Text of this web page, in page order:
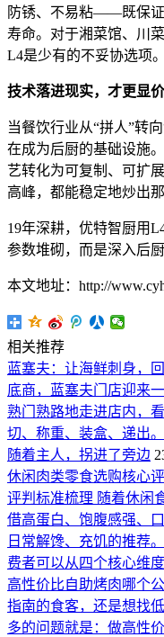
防锈、不易粘——既保证
寿命。对于湘菜馆、川
L4是少有的不妥协选项。
技术落进现实， 才更显
当餐饮行业从“拼人”转
在成为后厨的基础设施
艺转化为可复制、可扩
高峰，都能稳定地炒出那
19年深耕，优特智厨用
参数堆砌，而是深入后
本文地址：http://
相关推荐
蓝塞夫：让海鲜刺身，
底商，蓝塞夫门店迎来
熟门熟路地走进店内，
切、称重、装盒、递出
随着主人，拐进了旁边
休闲肉类零食选购核心
评判标准梳理 随着休闲
借高蛋白、饱腹感强、
日常解馋、充饥的推荐
费者可以从四个核心维度
高性价比自助烤肉哪个
指南的食客，还是想找
多的问题就是：做高性